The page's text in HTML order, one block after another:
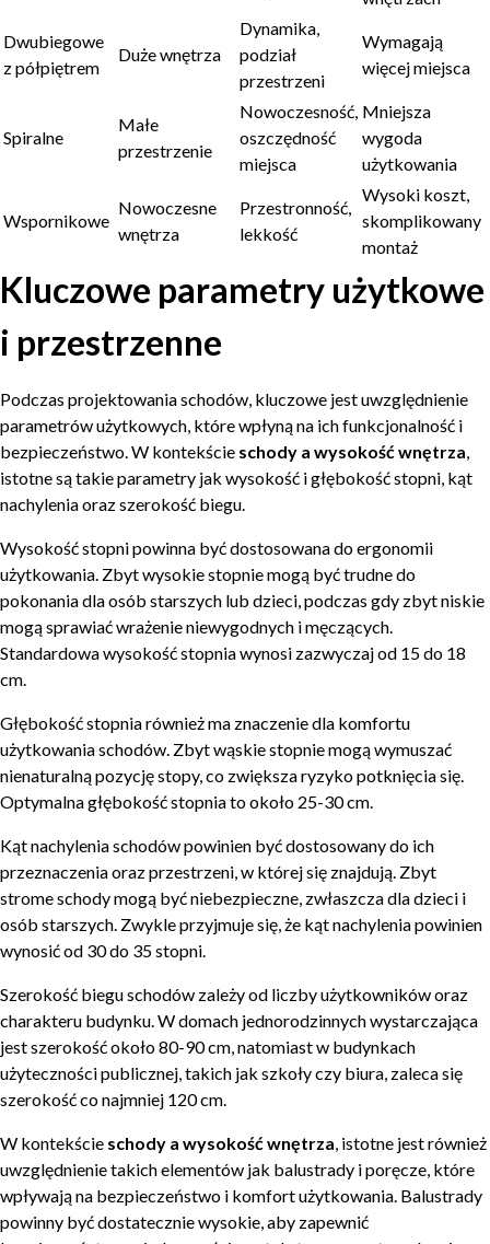
Dwubiegowe
z półpiętrem
Duże wnętrza
Dynamika,
podział
przestrzeni
Wymagają
więcej miejsca
Spiralne
Małe
przestrzenie
Nowoczesność,
oszczędność
miejsca
Mniejsza
wygoda
użytkowania
Wspornikowe
Nowoczesne
wnętrza
Przestronność,
lekkość
Wysoki koszt,
skomplikowany
montaż
Kluczowe parametry użytkowe
i przestrzenne
Podczas projektowania schodów, kluczowe jest uwzględnienie
parametrów użytkowych, które wpłyną na ich funkcjonalność i
bezpieczeństwo. W kontekście schody a wysokość wnętrza,
istotne są takie parametry jak wysokość i głębokość stopni, kąt
nachylenia oraz szerokość biegu.
Wysokość stopni powinna być dostosowana do ergonomii
użytkowania. Zbyt wysokie stopnie mogą być trudne do
pokonania dla osób starszych lub dzieci, podczas gdy zbyt niskie
mogą sprawiać wrażenie niewygodnych i męczących.
Standardowa wysokość stopnia wynosi zazwyczaj od 15 do 18
cm.
Głębokość stopnia również ma znaczenie dla komfortu
użytkowania schodów. Zbyt wąskie stopnie mogą wymuszać
nienaturalną pozycję stopy, co zwiększa ryzyko potknięcia się.
Optymalna głębokość stopnia to około 25-30 cm.
Kąt nachylenia schodów powinien być dostosowany do ich
przeznaczenia oraz przestrzeni, w której się znajdują. Zbyt
strome schody mogą być niebezpieczne, zwłaszcza dla dzieci i
osób starszych. Zwykle przyjmuje się, że kąt nachylenia powinien
wynosić od 30 do 35 stopni.
Szerokość biegu schodów zależy od liczby użytkowników oraz
charakteru budynku. W domach jednorodzinnych wystarczająca
jest szerokość około 80-90 cm, natomiast w budynkach
użyteczności publicznej, takich jak szkoły czy biura, zaleca się
szerokość co najmniej 120 cm.
W kontekście schody a wysokość wnętrza, istotne jest również
uwzględnienie takich elementów jak balustrady i poręcze, które
wpływają na bezpieczeństwo i komfort użytkowania. Balustrady
powinny być dostatecznie wysokie, aby zapewnić